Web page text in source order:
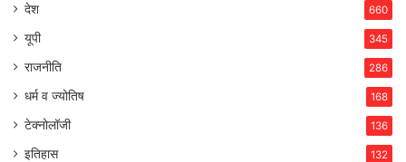
देश 660
यूपी 345
राजनीति 286
धर्म व ज्योतिष 168
टेक्नोलॉजी 136
इतिहास 132